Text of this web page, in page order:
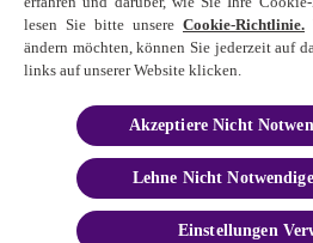
lesen Sie bitte unsere Cookie-Richtlinie.
ändern möchten, können Sie jederzeit auf
links auf unserer Website klicken.
Akzeptiere Nicht
Lehne Nicht
Einstellungen